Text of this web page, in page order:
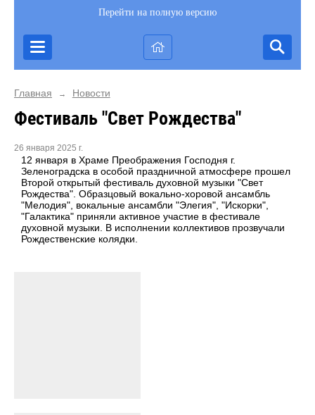
Перейти на полную версию
Главная → Новости
Фестиваль "Свет Рождества"
26 января 2025 г.
12 января в Храме Преображения Господня г.
Зеленоградска в особой праздничной атмосфере прошел
Второй открытый фестиваль духовной музыки "Свет
Рождества". Образцовый вокально-хоровой ансамбль
"Мелодия", вокальные ансамбли "Элегия", "Искорки",
"Галактика" приняли активное участие в фестивале
духовной музыки. В исполнении коллективов прозвучали
Рождественские колядки.